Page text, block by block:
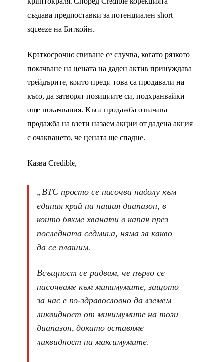
създава предпоставки за потенциален short
squeeze на Биткойн.
Краткосрочно свиване се случва, когато рязкото
покачване на цената на даден актив принуждава
трейдърите, които преди това са продавали на
късо, да затворят позициите си, подхранвайки
още покачвания. Къса продажба означава
продажба на взети назаем акции от дадена акция
с очакването, че цената ще спадне.
Казва Credible,
„BTC просто се насочва надолу към
единия край на нашия диапазон, в
който бяхме хванати в капан през
последната седмица, няма за какво
да се плашим.
Всъщност се радвам, че първо се
насочваме към минимумите, защото
за нас е по-здравословно да вземем
ликвидност от минимумите на този
диапазон, докато оставяме
ликвидност на максимумите.